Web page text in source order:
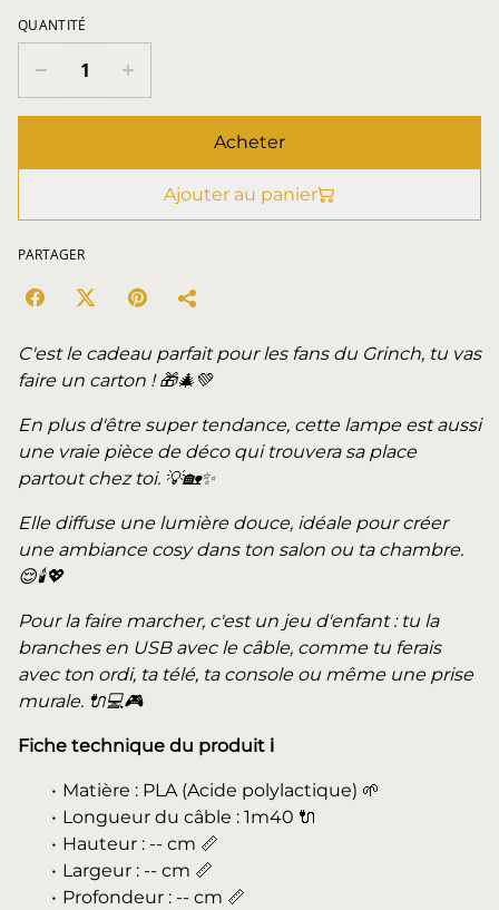
QUANTITÉ
Acheter
Ajouter au panier
PARTAGER
C'est le cadeau parfait pour les fans du Grinch, tu vas
faire un carton ! 🎁🎄💚
En plus d'être super tendance, cette lampe est aussi
une vraie pièce de déco qui trouvera sa place
partout chez toi. 💡🏡✨
Elle diffuse une lumière douce, idéale pour créer
une ambiance cosy dans ton salon ou ta chambre.
😌🕯️💖
Pour la faire marcher, c'est un jeu d'enfant : tu la
branches en USB avec le câble, comme tu ferais
avec ton ordi, ta télé, ta console ou même une prise
murale. 🔌💻🎮
Fiche technique du produit ℹ️
Matière : PLA (Acide polylactique) 🌱
Longueur du câble : 1m40 🔌
Hauteur : -- cm 📏
Largeur : -- cm 📏
Profondeur : -- cm 📏